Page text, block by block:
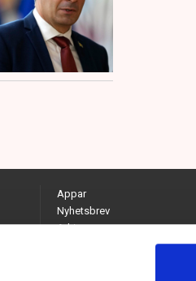
Appar
Nyhetsbrev
Arkiv
Kontakta redaktionen